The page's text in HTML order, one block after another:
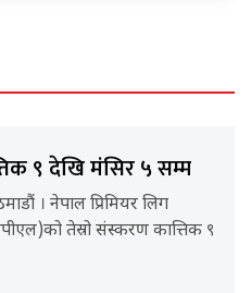
९ देखि मंसिर ५ सम्म
। नेपाल प्रिमियर लिग
तेस्रो संस्करण कात्तिक ९